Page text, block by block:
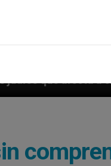
(y no sólo) en